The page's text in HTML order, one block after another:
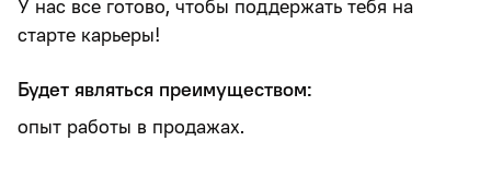
У нас все готово, чтобы поддержать тебя на
старте карьеры!
Будет являться преимуществом:
опыт работы в продажах.